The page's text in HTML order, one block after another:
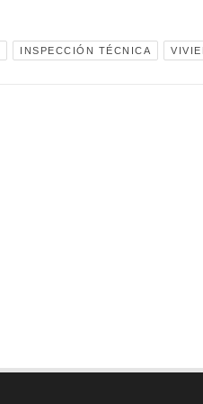
INSPECCIÓN TÉCNICA